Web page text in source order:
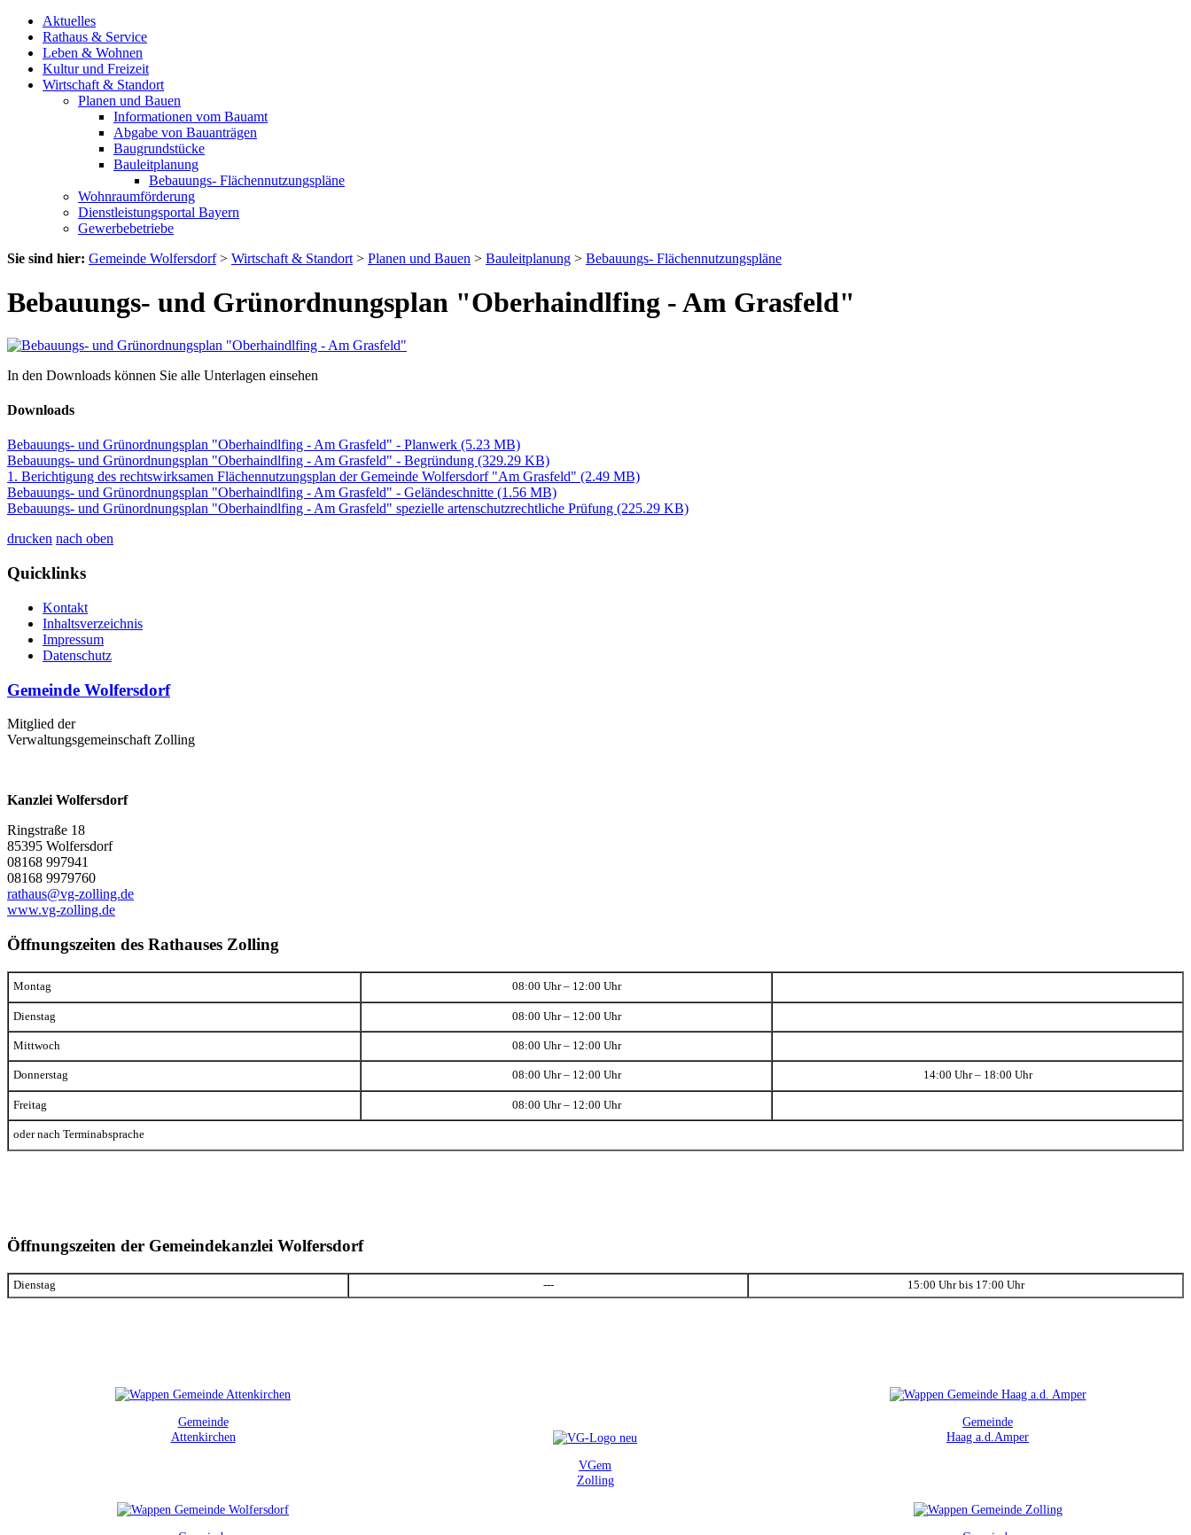
Aktuelles
Rathaus & Service
Leben & Wohnen
Kultur und Freizeit
Wirtschaft & Standort
Planen und Bauen
Informationen vom Bauamt
Abgabe von Bauanträgen
Baugrundstücke
Bauleitplanung
Bebauungs- Flächennutzungspläne
Wohnraumförderung
Dienstleistungsportal Bayern
Gewerbebetriebe
Sie sind hier: Gemeinde Wolfersdorf> Wirtschaft & Standort > Planen und Bauen > Bauleitplanung > Bebauungs- Flächennutzungspläne
Bebauungs- und Grünordnungsplan "Oberhaindlfing - Am Grasfeld"
In den Downloads können Sie alle Unterlagen einsehen
Downloads
Bebauungs- und Grünordnungsplan "Oberhaindlfing - Am Grasfeld" - Planwerk (5.23 MB)
Bebauungs- und Grünordnungsplan "Oberhaindlfing - Am Grasfeld" - Begründung (329.29 KB)
1. Berichtigung des rechtswirksamen Flächennutzungsplan der Gemeinde Wolfersdorf "Am Grasfeld" (2.49 MB)
Bebauungs- und Grünordnungsplan "Oberhaindlfing - Am Grasfeld" - Geländeschnitte (1.56 MB)
Bebauungs- und Grünordnungsplan "Oberhaindlfing - Am Grasfeld" spezielle artenschutzrechtliche Prüfung (225.29 KB)
drucken nach oben
Quicklinks
Kontakt
Inhaltsverzeichnis
Impressum
Datenschutz
Gemeinde Wolfersdorf
Mitglied der
Verwaltungsgemeinschaft Zolling
Kanzlei Wolfersdorf
Ringstraße 18
85395 Wolfersdorf
08168 997941
08168 9979760
rathaus@vg-zolling.de
www.vg-zolling.de
Öffnungszeiten des Rathauses Zolling
Montag 08:00 Uhr – 12:00 Uhr
Dienstag 08:00 Uhr – 12:00 Uhr
Mittwoch 08:00 Uhr – 12:00 Uhr
Donnerstag 08:00 Uhr – 12:00 Uhr 14:00 Uhr – 18:00 Uhr
Freitag 08:00 Uhr – 12:00 Uhr
oder nach Terminabsprache
Öffnungszeiten der Gemeindekanzlei Wolfersdorf
Dienstag --- 15:00 Uhr bis 17:00 Uhr
Gemeinde
Attenkirchen
VGem
Zolling
Gemeinde
Haag a.d.Amper